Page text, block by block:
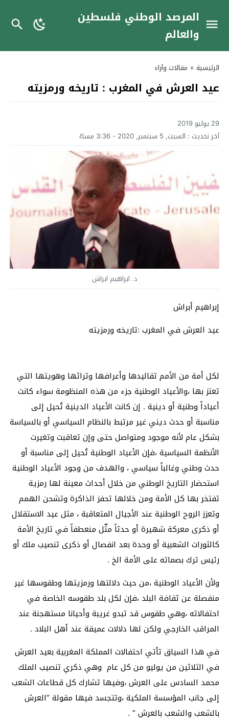
المرصد الوطني فلسطين
والعالم
الرئيسية » مقالات وآراء
عيد العرش في المغرب : تاريخه ورمزيته
29 يوليو 2019
آخر تحديث : السبت, 5 سبتمبر, 2020 - 3:36 مساءً
د. ابراهيم ابراش
إبراهيم أبراش
عيد العرش في المغرب :تاريخه ورمزيته
لكل أمة من الأمم تقاليدها وأعرافها وتراثها وهويتها التي
تعتز بها ،والأعياد الوطنية جزء من هذه المنظومة سواء كانت
أعياداً وطنية أو دينية . إن كانت الأعياد الدينية تُحيل إلى
مناسبة أو حدث ديني غير مرتبط بالنظام السياسي أو بالسياسة
بشكل عام لأنه موجود ومتواصل حتى وإن تعاقبت وتغيرت
الأنظمة السياسية ،فإن الأعياد الوطنية تُحيل إلى مناسبة أو
حدث وطني وغالباً سياسي ، والهدف من وجود الأعياد الوطنية
استحضار التاريخ الوطني من خلال أحداث معينة لها رمزية
تفتخر بها كل الأمة ومن خلالها تحفز الذاكرة وتشحن الهمم
وتعزز الروح الوطنية عند الأجيال المتعاقبة ، مثل عيد الاستقلال
أو ذكرى معركة شهيرة أو حدثاً مثّل منعطفاً في تاريخ الأمة
كالثورات الشعبية أو وحدة بعد انفصال أو ذكرى تنصيب ملك أو
رئيس ترك بصماته على الأمة الخ .
ولأن الأعياد الوطنية ،من حيث دلالتها ورمزيتها وطقوسها غير
منفصلة عن ثقافة البلد ،فإن لكل بلد طقوسه الخاصة في
احتفالاته ،وهي طقوس قد تبدو غريبة وأحيانا مستهجنة عند
المراقب الخارجي ولكن لها دلالات عميقة عند أهل البلاد .
في هذا السياق تأتي احتفالات المملكة المغربية بعيد العرش
في الثلاثين من يوليو من كل عام وهي ذكري تنصيب الملك
محمد السادس على العرش ،وفيها تشارك كل قطاعات الشعب
إلى جانب المؤسسة الملكية ،وتتجسد فيها مقولة “العرش
بالشعب والشعب بالعرش ” .